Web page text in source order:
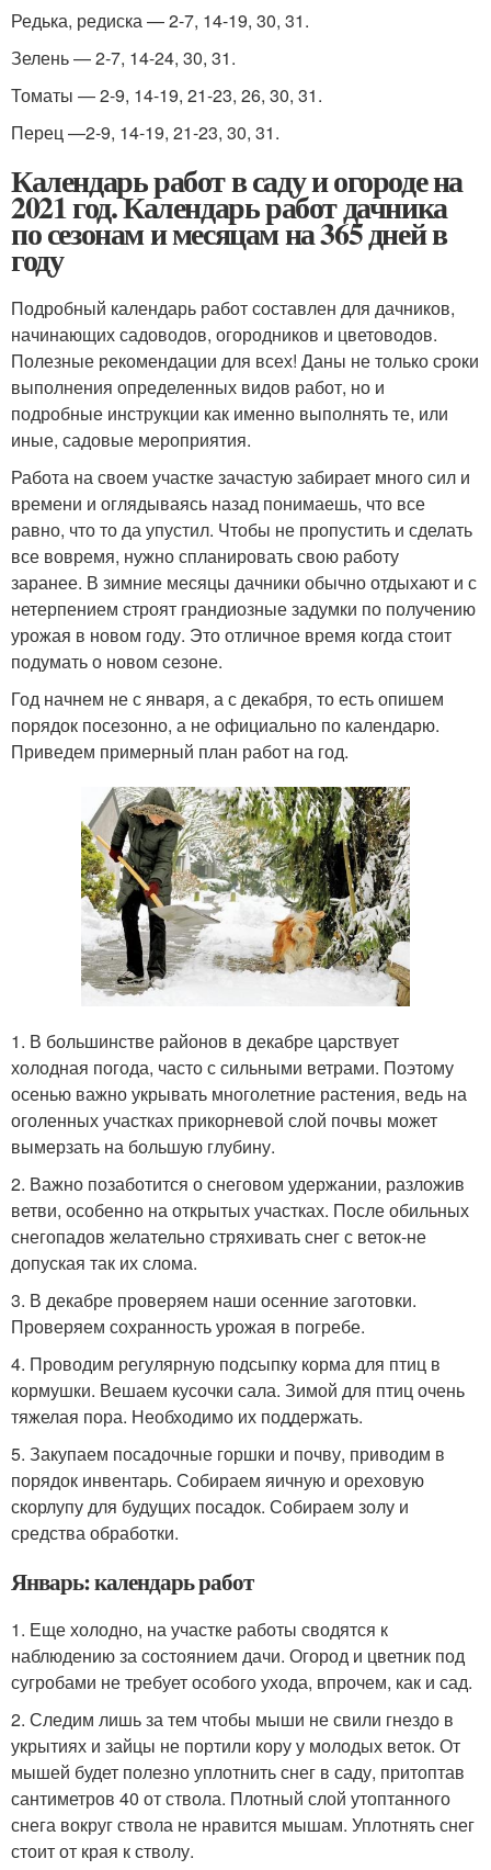
Редька, редиска — 2-7, 14-19, 30, 31.
Зелень — 2-7, 14-24, 30, 31.
Томаты — 2-9, 14-19, 21-23, 26, 30, 31.
Перец —2-9, 14-19, 21-23, 30, 31.
Календарь работ в саду и огороде на
2021 год. Календарь работ дачника
по сезонам и месяцам на 365 дней в
году
Подробный календарь работ составлен для дачников,
начинающих садоводов, огородников и цветоводов.
Полезные рекомендации для всех! Даны не только сроки
выполнения определенных видов работ, но и
подробные инструкции как именно выполнять те, или
иные, садовые мероприятия.
Работа на своем участке зачастую забирает много сил и
времени и оглядываясь назад понимаешь, что все
равно, что то да упустил. Чтобы не пропустить и сделать
все вовремя, нужно спланировать свою работу
заранее. В зимние месяцы дачники обычно отдыхают и с
нетерпением строят грандиозные задумки по получению
урожая в новом году. Это отличное время когда стоит
подумать о новом сезоне.
Год начнем не с января, а с декабря, то есть опишем
порядок посезонно, а не официально по календарю.
Приведем примерный план работ на год.
1. В большинстве районов в декабре царствует
холодная погода, часто с сильными ветрами. Поэтому
осенью важно укрывать многолетние растения, ведь на
оголенных участках прикорневой слой почвы может
вымерзать на большую глубину.
2. Важно позаботится о снеговом удержании, разложив
ветви, особенно на открытых участках. После обильных
снегопадов желательно стряхивать снег с веток-не
допуская так их слома.
3. В декабре проверяем наши осенние заготовки.
Проверяем сохранность урожая в погребе.
4. Проводим регулярную подсыпку корма для птиц в
кормушки. Вешаем кусочки сала. Зимой для птиц очень
тяжелая пора. Необходимо их поддержать.
5. Закупаем посадочные горшки и почву, приводим в
порядок инвентарь. Собираем яичную и ореховую
скорлупу для будущих посадок. Собираем золу и
средства обработки.
Январь: календарь работ
1. Еще холодно, на участке работы сводятся к
наблюдению за состоянием дачи. Огород и цветник под
сугробами не требует особого ухода, впрочем, как и сад.
2. Следим лишь за тем чтобы мыши не свили гнездо в
укрытиях и зайцы не портили кору у молодых веток. От
мышей будет полезно уплотнить снег в саду, притоптав
сантиметров 40 от ствола. Плотный слой утоптанного
снега вокруг ствола не нравится мышам. Уплотнять снег
стоит от края к стволу.